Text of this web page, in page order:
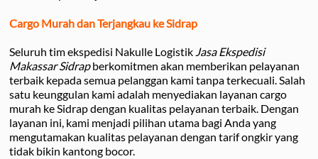
Cargo Murah dan Terjangkau ke Sidrap
Seluruh tim ekspedisi Nakulle Logistik Jasa Ekspedisi
Makassar Sidrapberkomitmen akan memberikan pelayanan
terbaik kepada semua pelanggan kami tanpa terkecuali. Salah
satu keunggulan kami adalah menyediakan layanan cargo
murah ke Sidrap dengan kualitas pelayanan terbaik. Dengan
layanan ini, kami menjadi pilihan utama bagi Anda yang
mengutamakan kualitas pelayanan dengan tarif ongkir yang
tidak bikin kantong bocor.